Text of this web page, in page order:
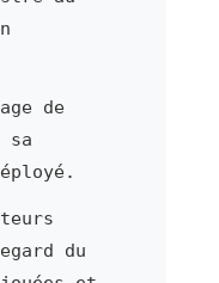
de
sa
du